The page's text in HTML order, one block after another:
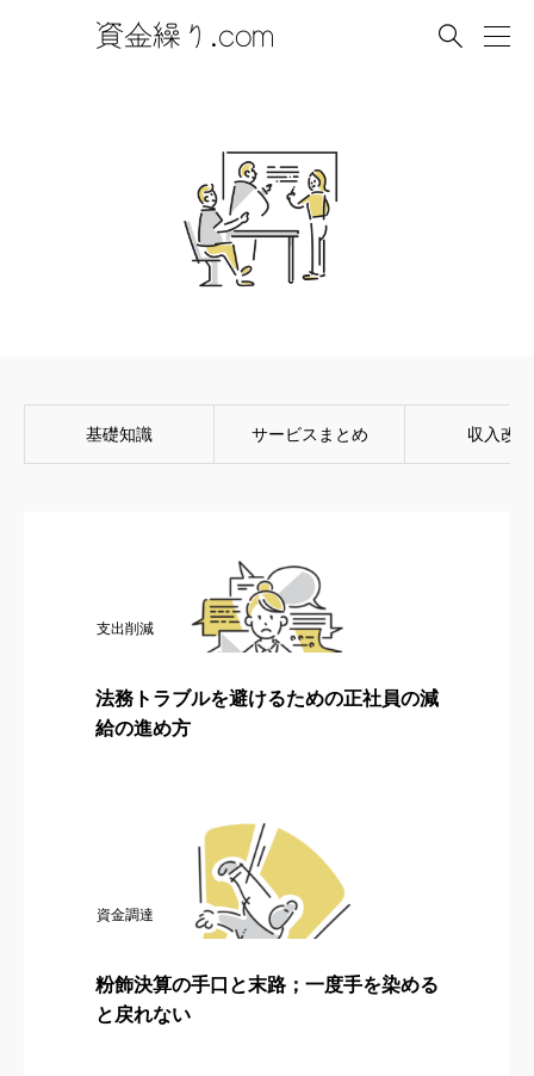

基礎知識 サービスまとめ 収入改善
支出削減
法務トラブルを避けるための正社員の減
給の進め方
資金調達
粉飾決算の手口と末路；一度手を染める
と戻れない